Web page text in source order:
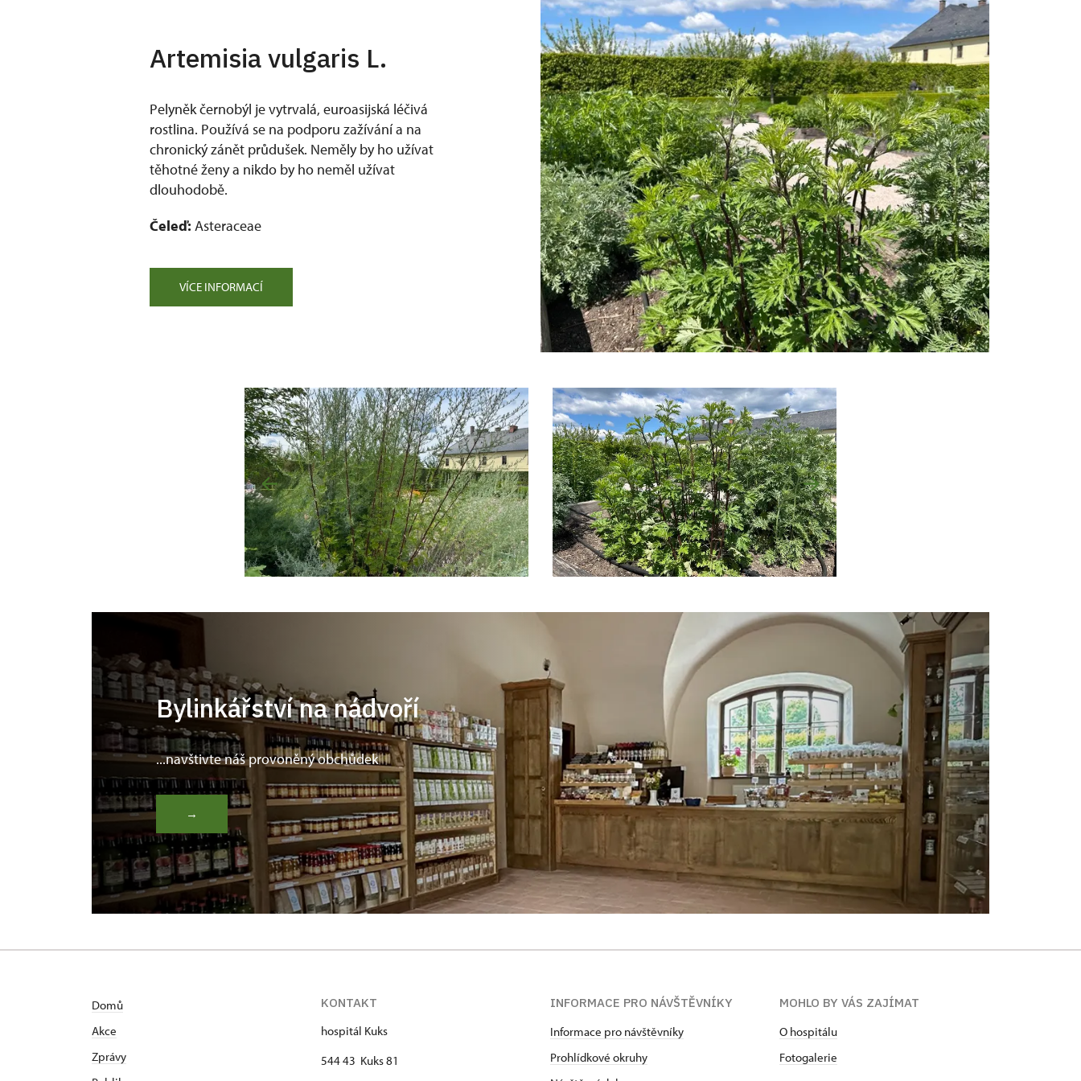
Artemisia vulgaris L.
Pelyněk černobýl je vytrvalá, euroasijská léčivá
rostlina. Používá se na podporu zažívání a na
chronický zánět průdušek. Neměly by ho užívat
těhotné ženy a nikdo by ho neměl užívat
dlouhodobě.
Čeleď: Asteraceae
VÍCE INFORMACÍ
Bylinkářství na nádvoří
...navštivte náš provoněný obchůdek
→
Domů
Akce
Zprávy
KONTAKT
hospitál Kuks
544 43 Kuks 81
INFORMACE PRO NÁVŠTĚVNÍKY
Informace pro návštěvníky
Prohlídkové okruhy
MOHLO BY VÁS ZAJÍMAT
O hospitálu
Fotogalerie